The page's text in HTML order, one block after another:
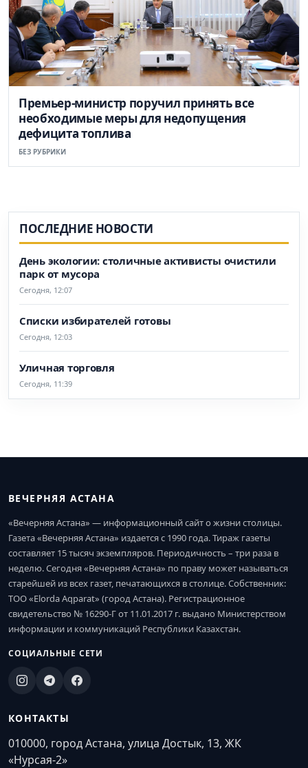
Премьер-министр поручил принять все
необходимые меры для недопущения
дефицита топлива
БЕЗ РУБРИКИ
ПОСЛЕДНИЕ НОВОСТИ
День экологии: столичные активисты очистили
парк от мусора
Сегодня, 12:07
Списки избирателей готовы
Сегодня, 12:03
Уличная торговля
Сегодня, 11:39
ВЕЧЕРНЯЯ АСТАНА
«Вечерняя Астана» — информационный сайт о жизни столицы.
Газета «Вечерняя Астана» издается с 1990 года. Тираж газеты
составляет 15 тысяч экземпляров. Периодичность – три раза в
неделю. Сегодня «Вечерняя Астана» по праву может называться
старейшей из всех газет, печатающихся в столице. Собственник:
ТОО «Elorda Aqparat» (город Астана). Регистрационное
свидетельство № 16290-Г от 11.01.2017 г. выдано Министерством
информации и коммуникаций Республики Казахстан.
СОЦИАЛЬНЫЕ СЕТИ
КОНТАКТЫ
010000, город Астана, улица Достык, 13, ЖК
«Нурсая-2»